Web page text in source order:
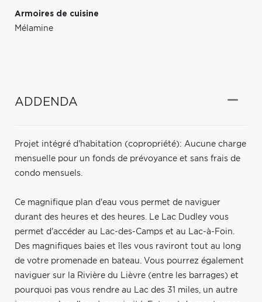
Armoires de cuisine
Mélamine
ADDENDA
Projet intégré d'habitation (copropriété): Aucune charge
mensuelle pour un fonds de prévoyance et sans frais de
condo mensuels.
Ce magnifique plan d'eau vous permet de naviguer
durant des heures et des heures. Le Lac Dudley vous
permet d'accéder au Lac-des-Camps et au Lac-à-Foin.
Des magnifiques baies et îles vous raviront tout au long
de votre promenade en bateau. Vous pourrez également
naviguer sur la Rivière du Lièvre (entre les barrages) et
pourquoi pas vous rendre au Lac des 31 miles, un autre